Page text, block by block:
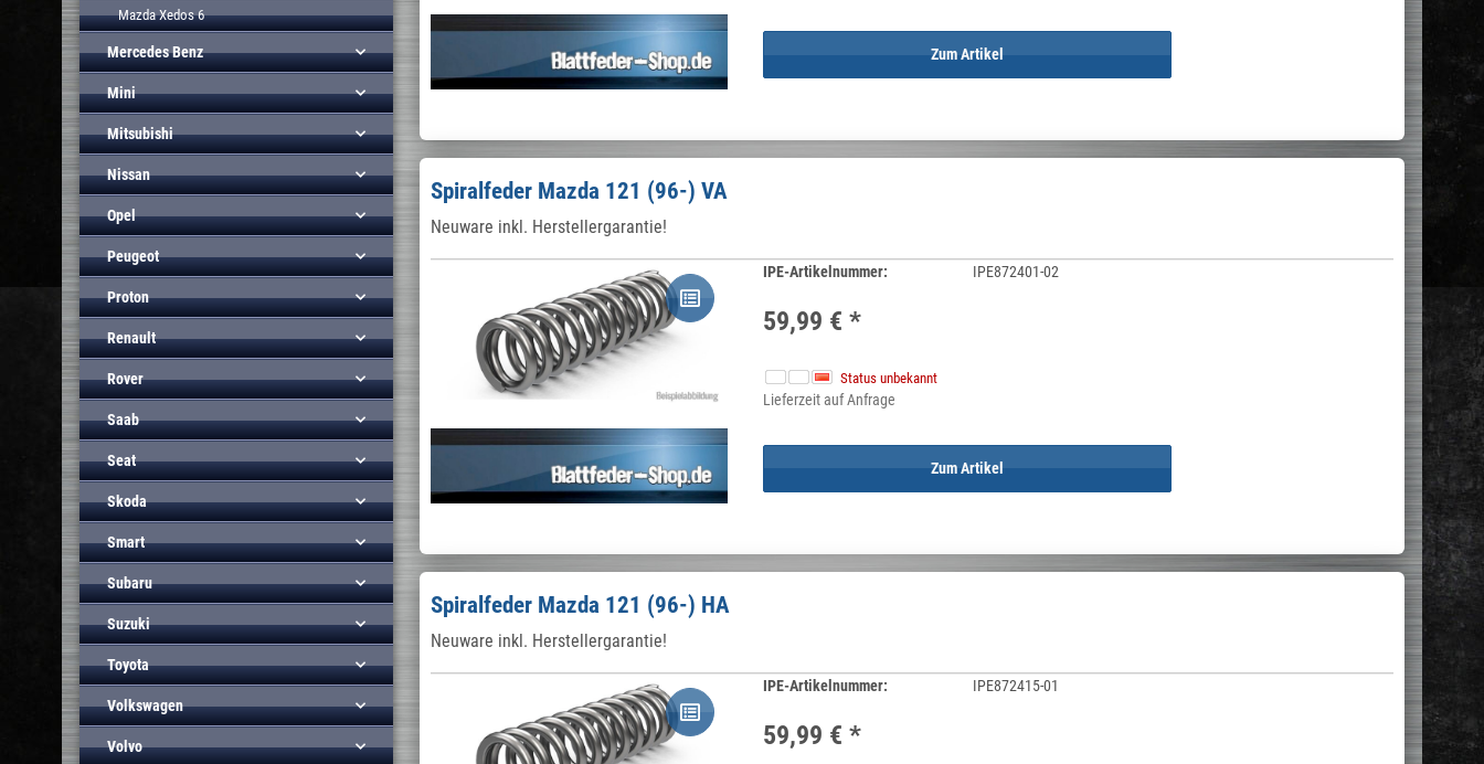
Zum Artikel
Spiralfeder Mazda 121 (96-) VA
Neuware inkl. Herstellergarantie!
IPE-Artikelnummer: IPE872401-02
59,99 €*
Status unbekannt
Lieferzeit auf Anfrage
Zum Artikel
Spiralfeder Mazda 121 (96-) HA
Neuware inkl. Herstellergarantie!
IPE-Artikelnummer: IPE872415-01
59,99 €*
Mazda Xedos 6
Mercedes Benz
Mini
Mitsubishi
Nissan
Opel
Peugeot
Proton
Renault
Rover
Saab
Seat
Skoda
Smart
Subaru
Suzuki
Toyota
Volkswagen
Volvo